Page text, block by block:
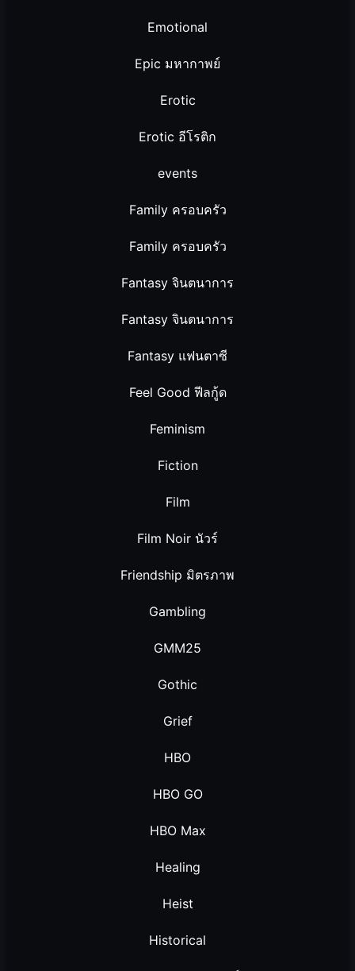
Emotional
Epic มหากาพย์
Erotic
Erotic อีโรติก
events
Family ครอบครัว
Family ครอบครัว
Fantasy จินตนาการ
Fantasy จินตนาการ
Fantasy แฟนตาซี
Feel Good ฟีลกู้ด
Feminism
Fiction
Film
Film Noir นัวร์
Friendship มิตรภาพ
Gambling
GMM25
Gothic
Grief
HBO
HBO GO
HBO Max
Healing
Heist
Historical